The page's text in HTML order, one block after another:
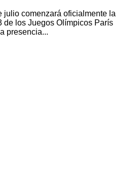
julio comenzará oficialmente la
de los Juegos Olímpicos París
presencia...